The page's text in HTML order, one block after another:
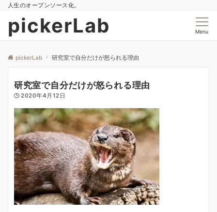
人生のオープンソース化。
pickerLab Menu
pickerLab 研究室で自分だけが怒られる理由
研究室で自分だけが怒られる理由
2020年4月12日